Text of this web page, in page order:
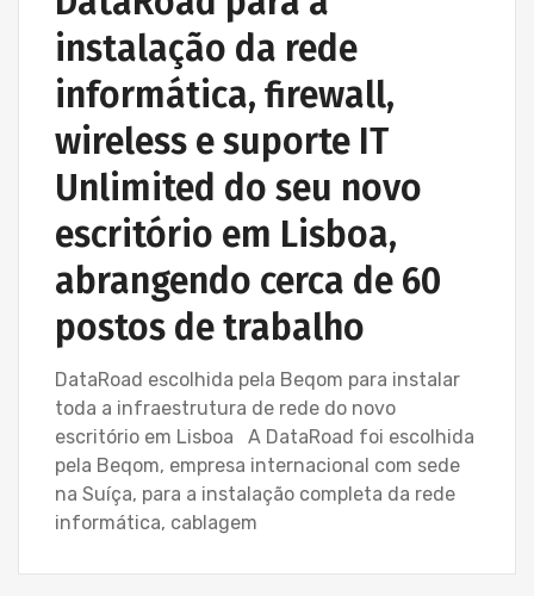
instalação da rede
informática, firewall,
wireless e suporte IT
Unlimited do seu novo
escritório em Lisboa,
abrangendo cerca de 60
postos de trabalho
DataRoad escolhida pela Beqom para instalar
toda a infraestrutura de rede do novo
escritório em Lisboa A DataRoad foi escolhida
pela Beqom, empresa internacional com sede
na Suíça, para a instalação completa da rede
informática, cablagem